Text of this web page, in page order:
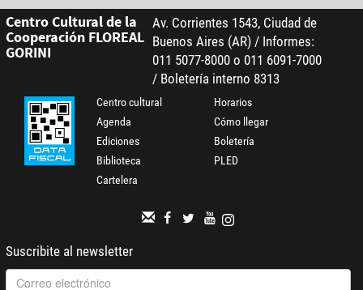
Centro Cultural de la
Cooperación FLOREAL
GORINI
Av. Corrientes 1543, Ciudad de
Buenos Aires (AR) / Informes:
011 5077-8000 o 011 6091-7000
/ Boletería interno 8313
Centro cultural
Agenda
Ediciones
Biblioteca
Cartelera
Horarios
Cómo llegar
Boletería
PLED
Suscribite al newsletter